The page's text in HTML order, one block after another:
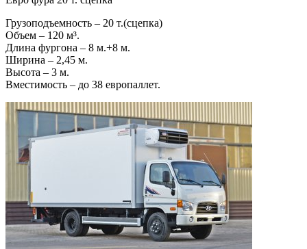
Грузоподъемность – 20 т.(сцепка)
Объем – 120 м³.
Длина фургона – 8 м.+8 м.
Ширина – 2,45 м.
Высота – 3 м.
Вместимость – до 38 европаллет.